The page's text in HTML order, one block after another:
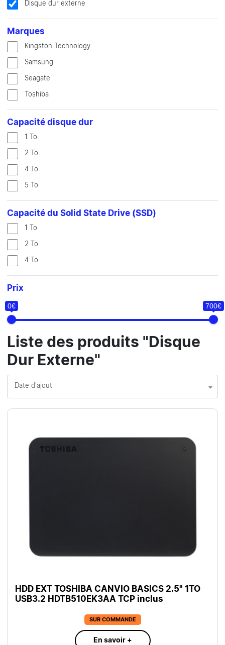
Disque dur externe
Marques
Kingston Technology
Samsung
Seagate
Toshiba
Capacité disque dur
1 To
2 To
4 To
5 To
Capacité du Solid State Drive (SSD)
1 To
2 To
4 To
Prix
0€ 700€
Liste des produits "Disque
Dur Externe"
Date d'ajout
HDD EXT TOSHIBA CANVIO BASICS 2.5" 1TO
USB3.2 HDTB510EK3AA TCP inclus
SUR COMMANDE
En savoir +